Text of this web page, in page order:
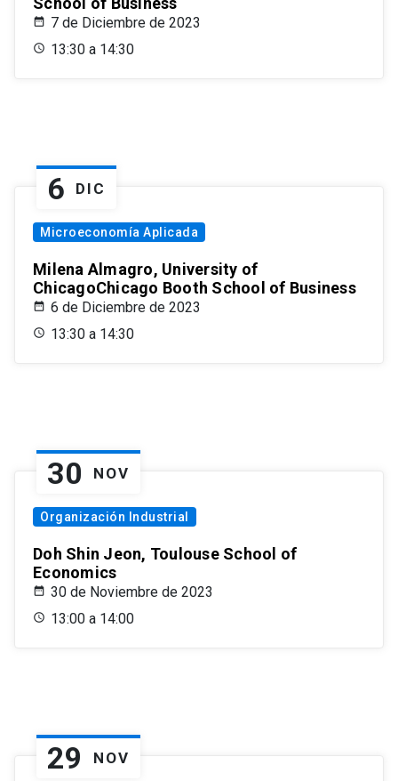
7 de Diciembre de 2023
13:30 a 14:30
6 DIC
Microeconomía Aplicada
Milena Almagro, University of
ChicagoChicago Booth School of Business
6 de Diciembre de 2023
13:30 a 14:30
30 NOV
Organización Industrial
Doh Shin Jeon, Toulouse School of
Economics
30 de Noviembre de 2023
13:00 a 14:00
29 NOV